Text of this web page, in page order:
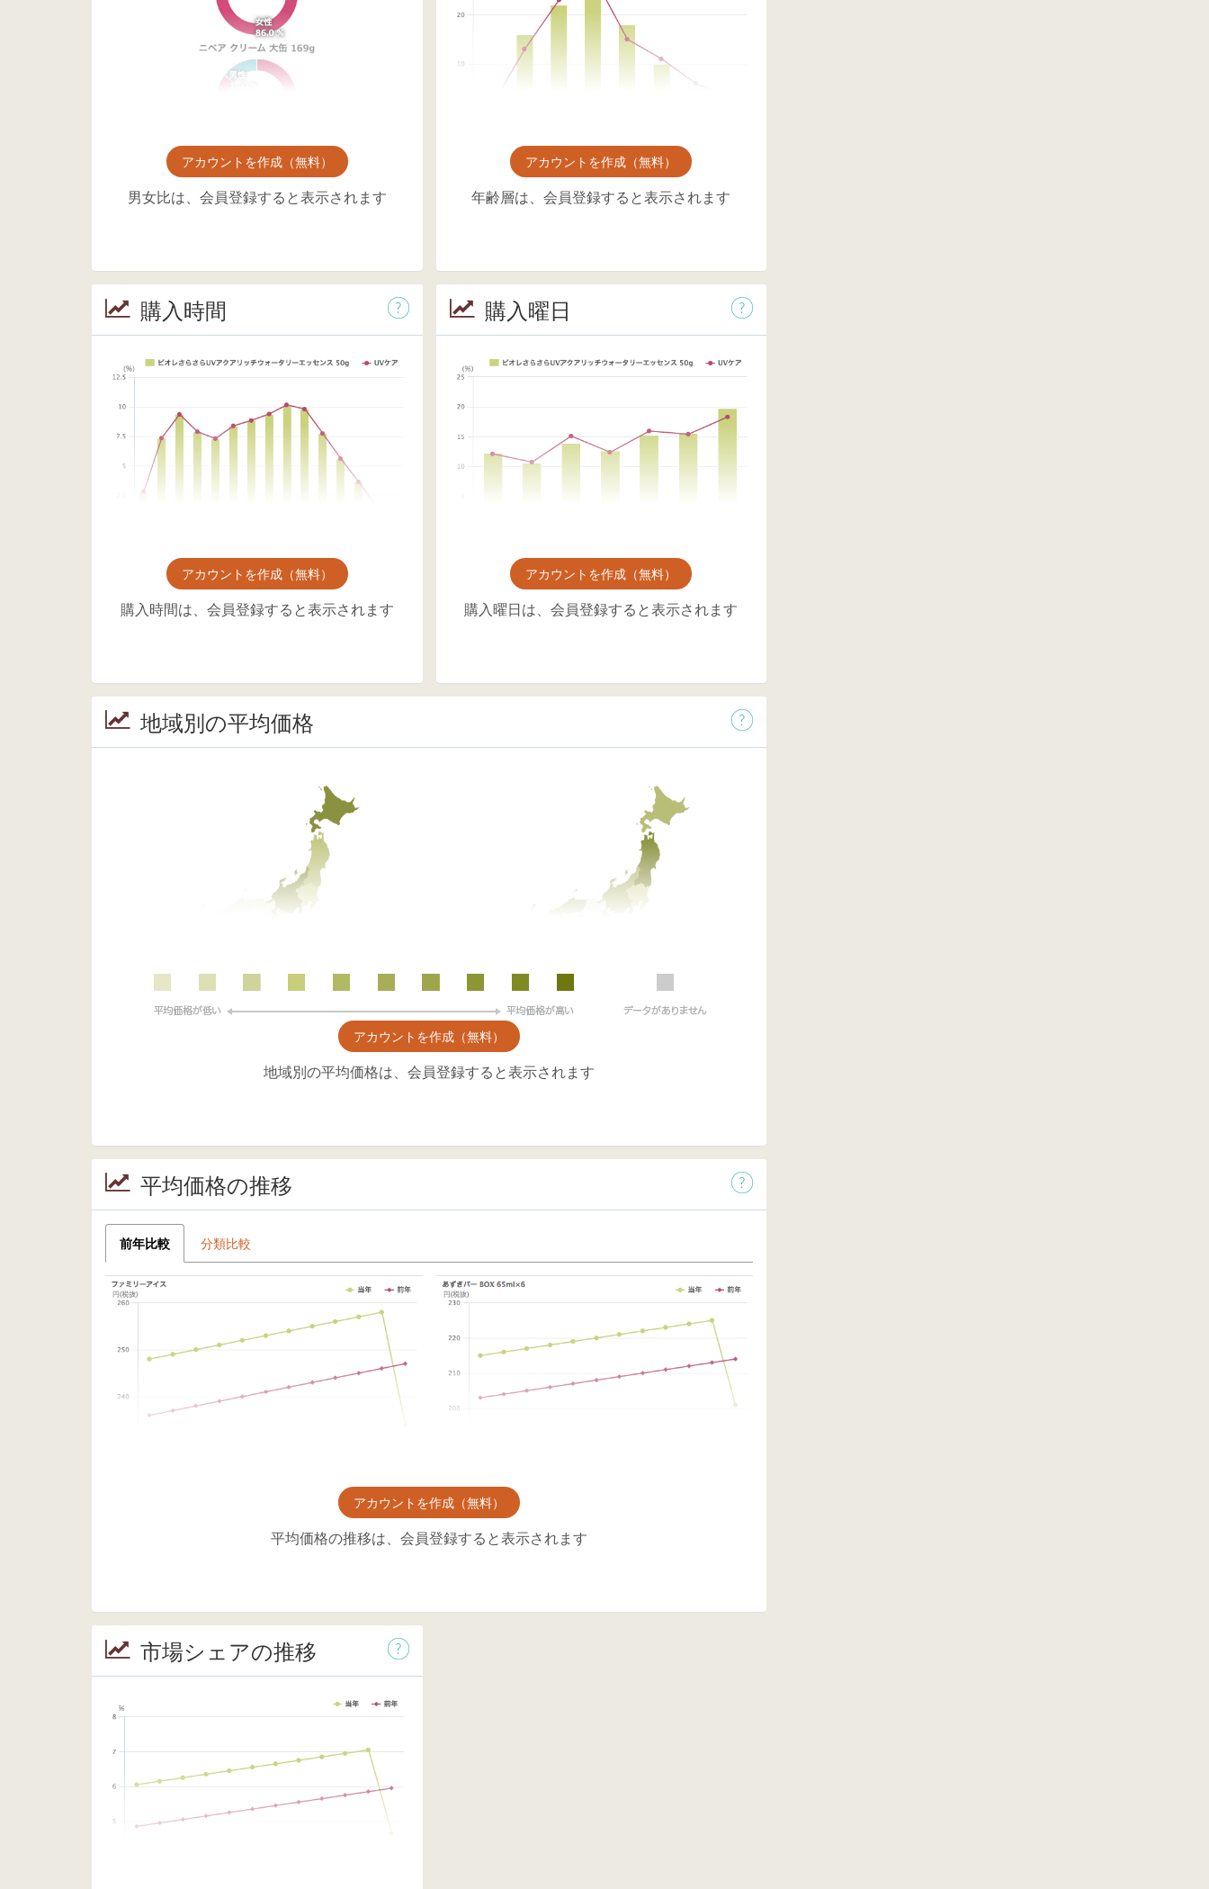
アカウントを作成（無料）
男女比は、会員登録すると表示されます
アカウントを作成（無料）
年齢層は、会員登録すると表示されます
購入時間
アカウントを作成（無料）
購入時間は、会員登録すると表示されます
購入曜日
アカウントを作成（無料）
購入曜日は、会員登録すると表示されます
地域別の平均価格
アカウントを作成（無料）
地域別の平均価格は、会員登録すると表示されます
平均価格の推移
前年比較 分類比較
アカウントを作成（無料）
平均価格の推移は、会員登録すると表示されます
市場シェアの推移